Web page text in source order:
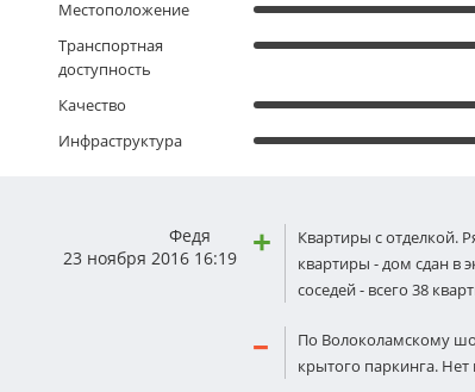
Местоположение
Транспортная
доступность
Качество
Инфраструктура
Федя
23 ноября 2016 16:19
Квартиры с отделкой.
квартиры - дом сдан в
соседей - всего 38
По Волоколамскому
крытого паркинга.